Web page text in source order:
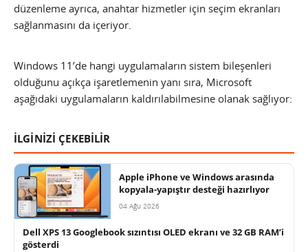
düzenleme ayrıca, anahtar hizmetler için seçim ekranları
sağlanmasını da içeriyor.
Windows 11’de hangi uygulamaların sistem bileşenleri
olduğunu açıkça işaretlemenin yanı sıra, Microsoft
aşağıdaki uygulamaların kaldırılabilmesine olanak sağlıyor:
İLGİNİZİ ÇEKEBİLİR
Apple iPhone ve Windows arasında
kopyala-yapıştır desteği hazırlıyor
04 Ağu 2026
Dell XPS 13 Googlebook sızıntısı OLED ekranı ve 32 GB RAM’i
gösterdi